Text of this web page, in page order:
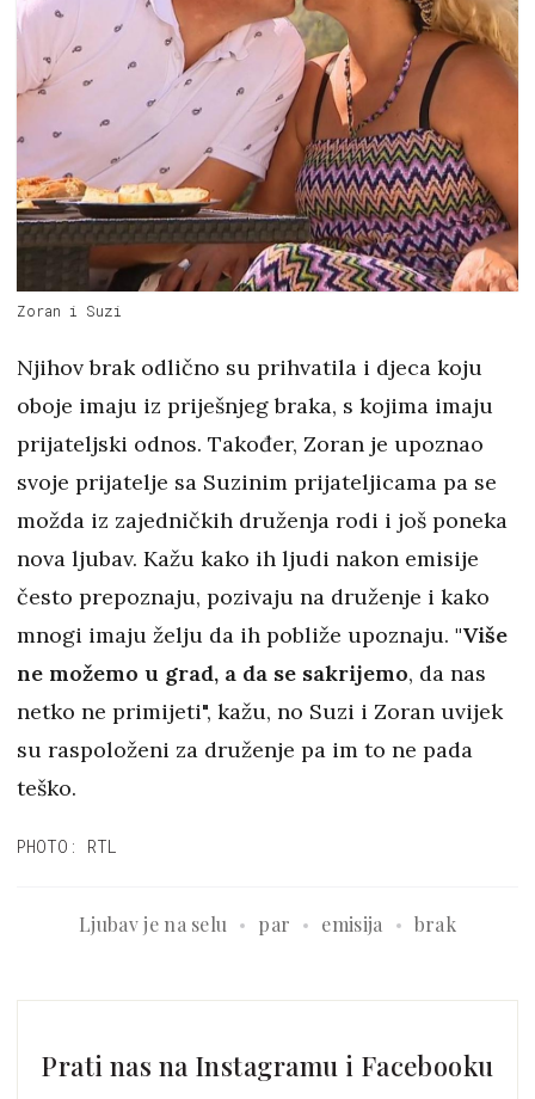
Zoran i Suzi
Njihov brak odlično su prihvatila i djeca koju
oboje imaju iz priješnjeg braka, s kojima imaju
prijateljski odnos. Također, Zoran je upoznao
svoje prijatelje sa Suzinim prijateljicama pa se
možda iz zajedničkih druženja rodi i još poneka
nova ljubav. Kažu kako ih ljudi nakon emisije
često prepoznaju, pozivaju na druženje i kako
mnogi imaju želju da ih pobliže upoznaju. "Više
ne možemo u grad, a da se sakrijemo, da nas
netko ne primijeti", kažu, no Suzi i Zoran uvijek
su raspoloženi za druženje pa im to ne pada
teško.
PHOTO: RTL
Ljubav je na selu par emisija brak
Prati nas na Instagramu i Facebooku